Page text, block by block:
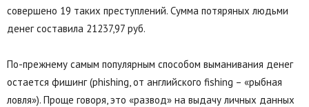
совершено 19 таких преступлений. Сумма потяряных людьми
денег составила 21237,97 руб.
По-прежнему самым популярным способом выманивания денег
остается фишинг (phishing, от английского fishing – «рыбная
ловля»). Проще говоря, это «развод» на выдачу личных данных